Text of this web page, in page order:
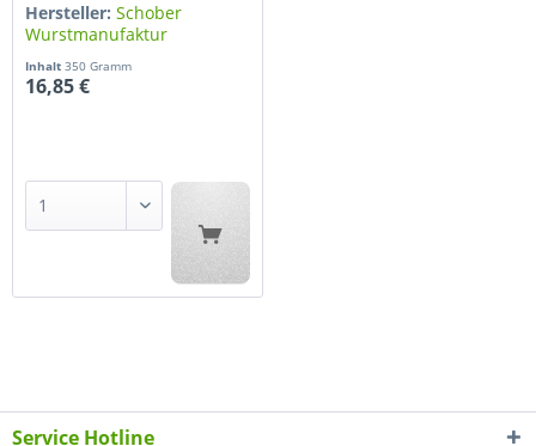
Hersteller: Schober
Wurstmanufaktur
Inhalt350 Gramm
16,85 €
Service Hotline